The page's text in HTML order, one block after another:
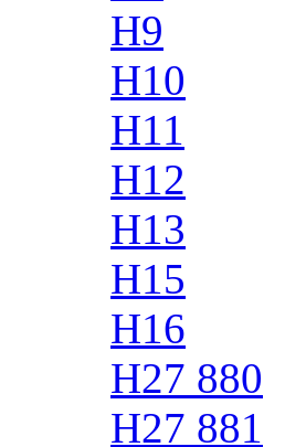
H9
H10
H11
H12
H13
H15
H16
H27 880
H27 881